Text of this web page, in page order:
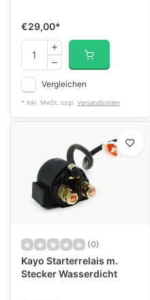
€29,00*
Vergleichen
* Inkl. MwSt. zzgl. Versandkosten
(0)
Kayo Starterrelais m.
Stecker Wasserdicht